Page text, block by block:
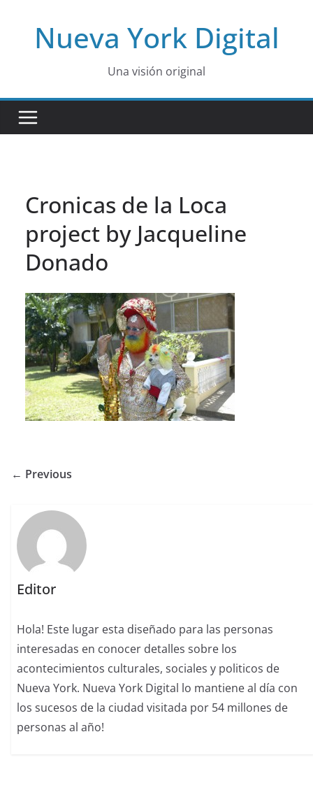
contentNueva York Digital
Una visión original
Cronicas de la Loca
project by Jacqueline
Donado
← Previous
Editor
Hola! Este lugar esta diseñado para las personas
interesadas en conocer detalles sobre los
acontecimientos culturales, sociales y politicos de
Nueva York. Nueva York Digital lo mantiene al día con
los sucesos de la ciudad visitada por 54 millones de
personas al año!